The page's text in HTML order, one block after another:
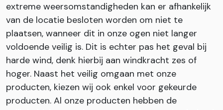
extreme weersomstandigheden kan er afhankelijk
van de locatie besloten worden om niet te
plaatsen, wanneer dit in onze ogen niet langer
voldoende veilig is. Dit is echter pas het geval bij
harde wind, denk hierbij aan windkracht zes of
hoger. Naast het veilig omgaan met onze
producten, kiezen wij ook enkel voor gekeurde
producten. Al onze producten hebben de